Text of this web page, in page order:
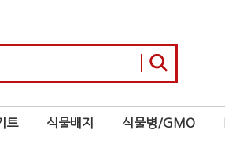
트 식물배지 식물병/GMO